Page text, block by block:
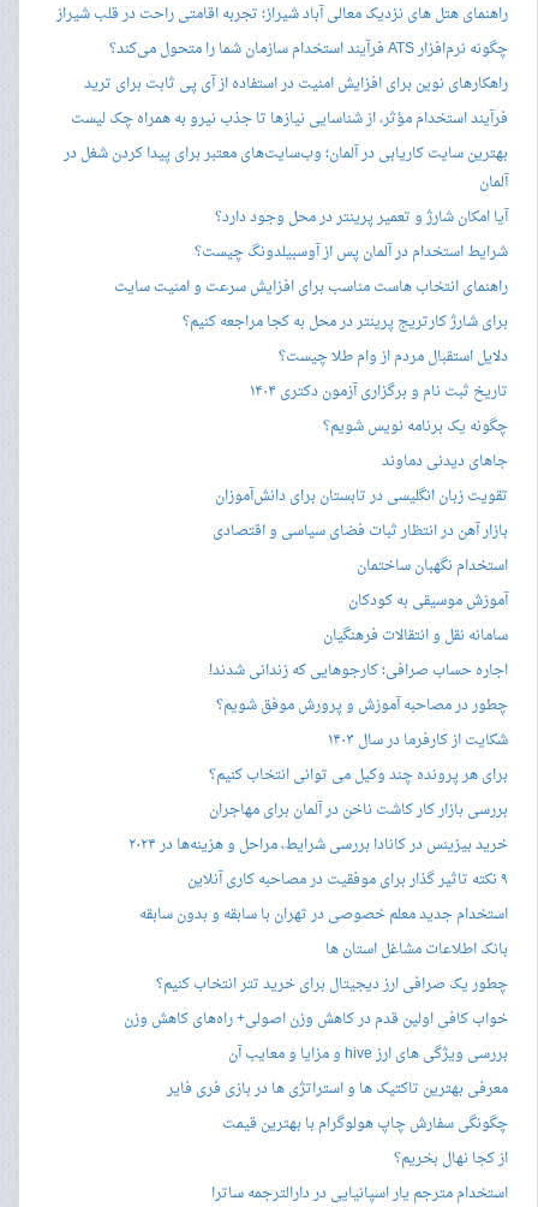
راهنمای هتل های نزدیک معالی آباد شیراز؛ تجربه اقامتی راحت در قلب شیراز
چگونه نرم‌افزار ATS فرآیند استخدام سازمان شما را متحول می‌کند؟
راهکارهای نوین برای افزایش امنیت در استفاده از آی پی ثابت برای ترید
فرآیند استخدام مؤثر، از شناسایی نیازها تا جذب نیرو به همراه چک لیست
بهترین سایت کاریابی در آلمان؛ وب‌سایت‌های معتبر برای پیدا کردن شغل در
آلمان
آیا امکان شارژ و تعمیر پرینتر در محل وجود دارد؟
شرایط استخدام در آلمان پس از آوسبیلدونگ چیست؟
راهنمای انتخاب هاست مناسب برای افزایش سرعت و امنیت سایت
برای شارژ کارتریج پرینتر در محل به کجا مراجعه کنیم؟
دلایل استقبال مردم از وام طلا چیست؟
تاریخ ثبت نام و برگزاری آزمون دکتری ۱۴۰۴
چگونه یک برنامه نویس شویم؟
جاهای دیدنی دماوند
تقویت زبان انگلیسی در تابستان برای دانش‌آموزان
بازار آهن در انتظار ثبات فضای سیاسی و اقتصادی
استخدام نگهبان ساختمان
آموزش موسیقی به کودکان
سامانه نقل و انتقالات فرهنگیان
اجاره حساب صرافی؛ کارجوهایی که زندانی شدند!
چطور در مصاحبه‌ آموزش و پرورش موفق شویم؟
شکایت از کارفرما در سال ۱۴۰۳
برای هر پرونده چند وکیل می توانی انتخاب کنیم؟
بررسی بازار کار کاشت ناخن در آلمان برای مهاجران
خرید بیزینس در کانادا بررسی شرایط، مراحل و هزینه‌ها در ۲۰۲۴
۹ نکته تاثیر گذار برای موفقیت در مصاحبه کاری آنلاین
استخدام جدید معلم خصوصی در تهران با سابقه و بدون سابقه
بانک اطلاعات مشاغل استان ها
چطور یک صرافی ارز دیجیتال برای خرید تتر انتخاب کنیم؟
خواب کافی اولین قدم در کاهش وزن اصولی+ راه‌های کاهش وزن
بررسی ویژگی های ارز hive و مزایا و معایب آن
معرفی بهترین تاکتیک ها و استراتژی ها در بازی فری فایر
چگونگی سفارش چاپ هولوگرام با بهترین قیمت
از کجا نهال بخریم؟
استخدام مترجم یار اسپانیایی در دارالترجمه ساترا